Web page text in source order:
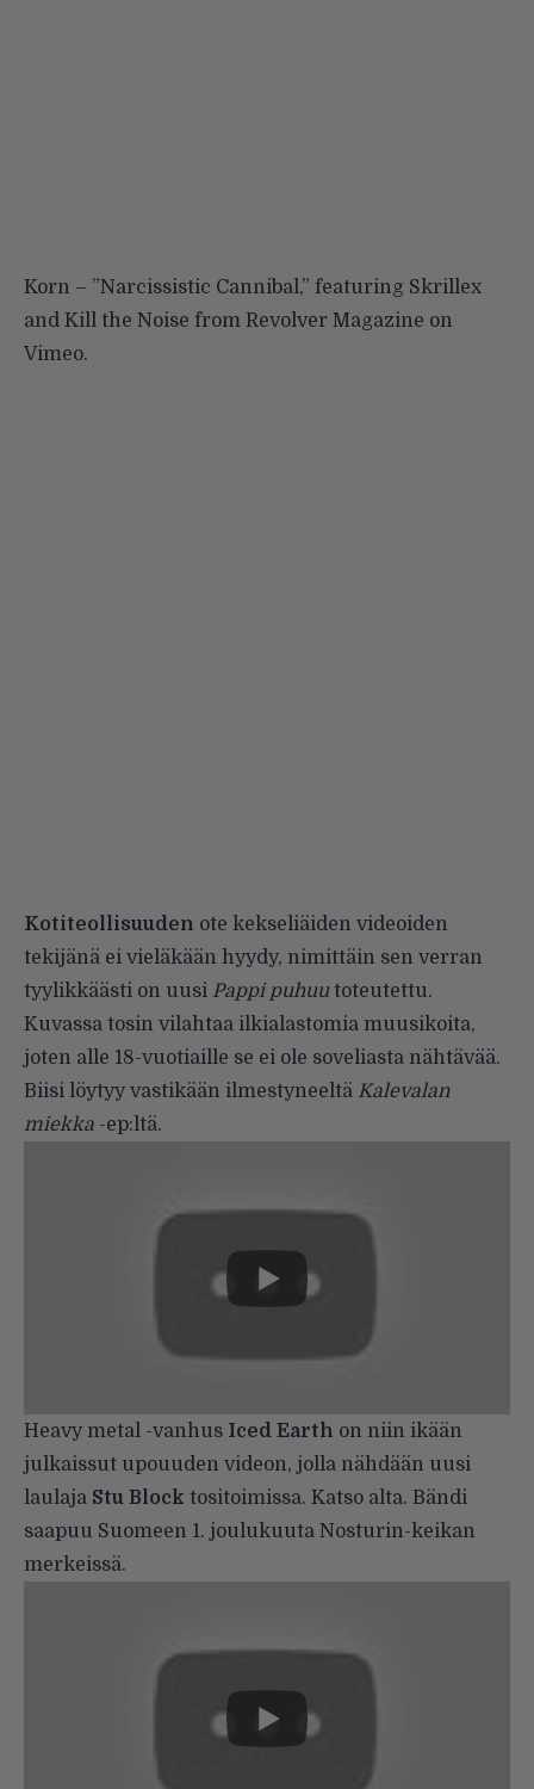
Korn – ”Narcissistic Cannibal,” featuring Skrillex
and Kill the Noise from Revolver Magazine on
Vimeo.
Kotiteollisuuden ote kekseliäiden videoiden
tekijänä ei vieläkään hyydy, nimittäin sen verran
tyylikkäästi on uusi Pappi puhuutoteutettu.
Kuvassa tosin vilahtaa ilkialastomia muusikoita,
joten alle 18-vuotiaille se ei ole soveliasta nähtävää.
Biisi löytyy vastikään ilmestyneeltä Kalevalan
miekka -ep:ltä.
Heavy metal -vanhus Iced Earth on niin ikään
julkaissut upouuden videon, jolla nähdään uusi
laulaja Stu Block tositoimissa. Katso alta. Bändi
saapuu Suomeen 1. joulukuuta Nosturin-keikan
merkeissä.